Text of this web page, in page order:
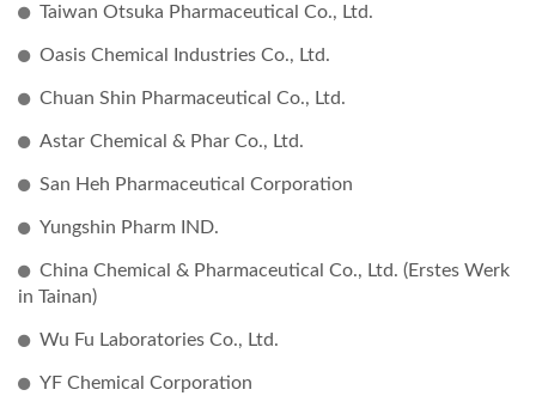
Taiwan Otsuka Pharmaceutical Co., Ltd.
Oasis Chemical Industries Co., Ltd.
Chuan Shin Pharmaceutical Co., Ltd.
Astar Chemical & Phar Co., Ltd.
San Heh Pharmaceutical Corporation
Yungshin Pharm IND.
China Chemical & Pharmaceutical Co., Ltd. (Erstes Werk
in Tainan)
Wu Fu Laboratories Co., Ltd.
YF Chemical Corporation